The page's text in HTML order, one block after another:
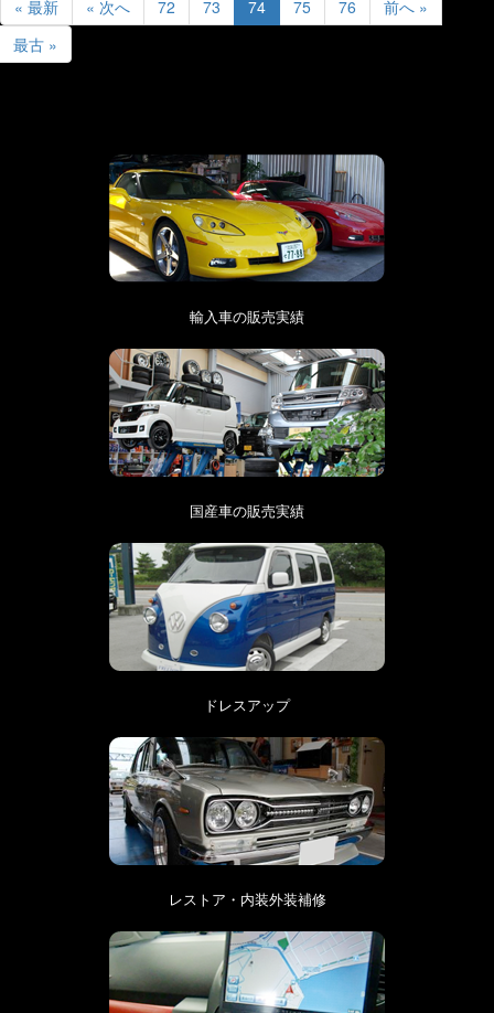
« 最新 « 次へ 72 73 74 75 76
前へ »
最古 »
輸入車の販売実績
国産車の販売実績
ドレスアップ
レストア・内装外装補修